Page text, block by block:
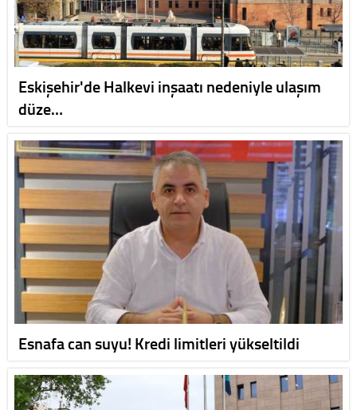
Eskişehir'de Halkevi inşaatı nedeniyle ulaşım
düze…
Esnafa can suyu! Kredi limitleri yükseltildi